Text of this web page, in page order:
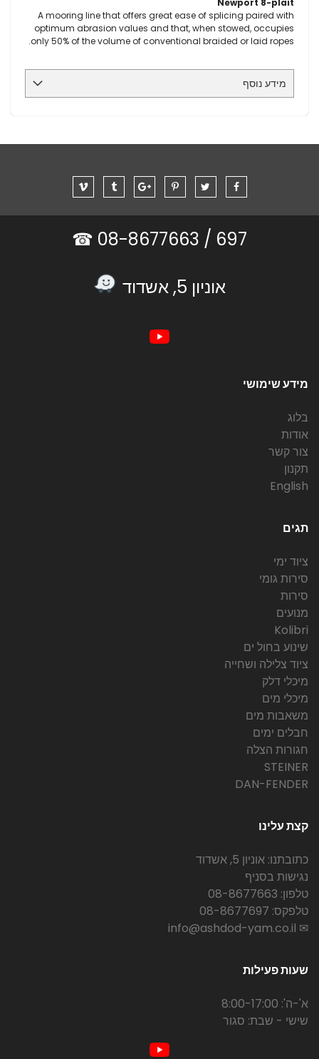
A mooring line that offers great ease of splicing paired with
optimum abrasion values and that, when stowed, occupies
only 50% of the volume of conventional braided or laid ropes.
מידע נוסף
697 /
אוניון 5, אשדוד
מידע שימושי
בלוג
אודות
צור קשר
תקנון
English
תגים
ציוד ימי
סירות גומי
סירות
מנועים
Kolibri
שינוע בחול ים
ציוד צלילה ושחייה
מיכלי דלק
מיכלי מים
משאבות מים
חבלים ימים
חגורות הצלה
STEINER
DAN-FENDER
קצת עלינו
כתובתנו: אוניון 5, אשדוד
נגישות בסניף
טלפון: 08-8677663
טלפקס: 08-8677697
✉ info@ashdod-yam.co.il
שעות פעילות
א'-ה': 8:00-17:00
שישי - שבת: סגור